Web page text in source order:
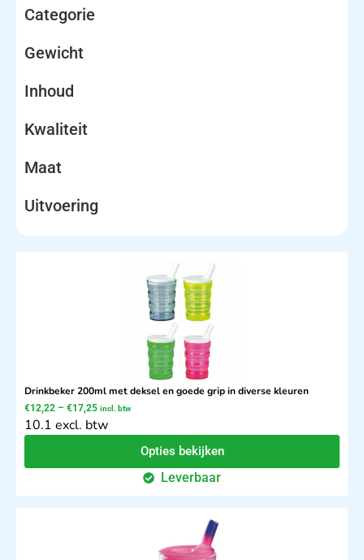
Categorie
Gewicht
Inhoud
Kwaliteit
Maat
Uitvoering
Drinkbeker 200ml met deksel en goede grip in diverse kleuren
€12,22 – €17,25 incl. btw
10.1 excl. btw
Opties bekijken
Leverbaar